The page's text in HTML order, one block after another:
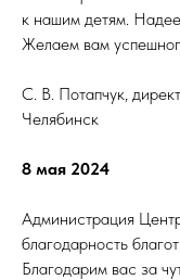
к нашим детям.
Желаем вам
С. В. Потапчук,
Челябинск
8 мая 2024
Администрация
благодарность
Благодарим вас за